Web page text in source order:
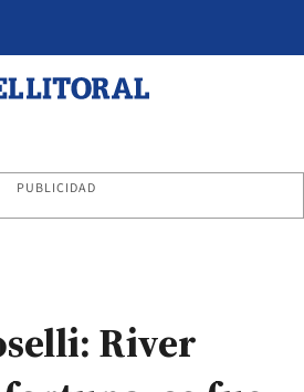
PUBLICIDAD
River